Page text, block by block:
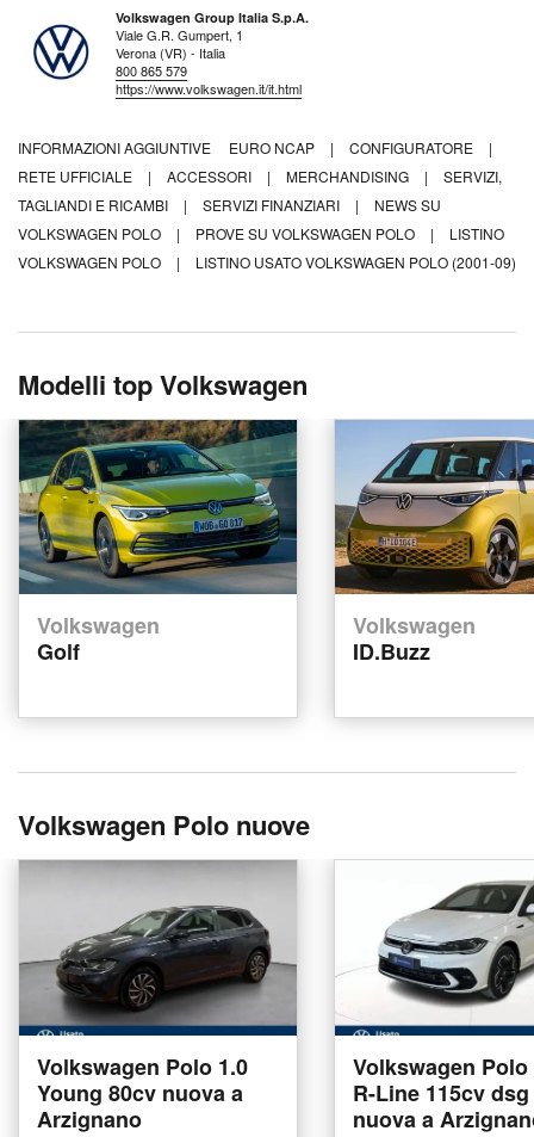
Volkswagen Group Italia S.p.A.
Viale G.R. Gumpert, 1
Verona (VR) - Italia
800 865 579
https://www.volkswagen.it/it.html
INFORMAZIONI AGGIUNTIVE EURO NCAP | CONFIGURATORE
|
RETE UFFICIALE
| ACCESSORI | MERCHANDISING |
SERVIZI,
TAGLIANDI E RICAMBI
| SERVIZI FINANZIARI |
NEWS SU
VOLKSWAGEN POLO
| PROVE SU VOLKSWAGEN POLO |
LISTINO
VOLKSWAGEN POLO
| LISTINO USATO VOLKSWAGEN POLO (2001-09)
Modelli top Volkswagen
Volkswagen
Golf
Volkswagen
ID.Buzz
Volkswagen Polo nuove
Volkswagen Polo 1.0
Young 80cv nuova a
Arzignano
Volkswagen
R-Line 115cv dsg
nuova a